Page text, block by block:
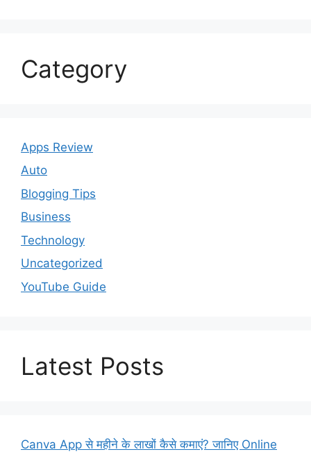
Category
Apps Review
Auto
Blogging Tips
Business
Technology
Uncategorized
YouTube Guide
Latest Posts
Canva App से महीने के लाखों कैसे कमाएं? जानिए Online